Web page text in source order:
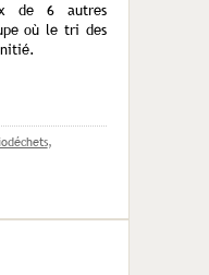
de 6 autres
où le tri des
,